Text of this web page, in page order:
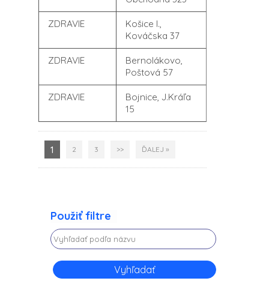
ZDRAVIE
Košice I.,
Kováčska 37
ZDRAVIE
Bernolákovo,
Poštová 57
ZDRAVIE
Bojnice, J.Kráľa
15
1 2 3 >> ĎALEJ »
Použiť filtre